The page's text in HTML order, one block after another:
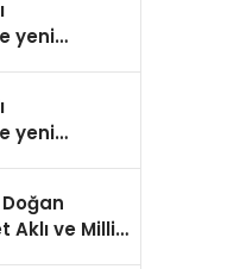
yeni
yeni
Plus
Aklı ve Milli